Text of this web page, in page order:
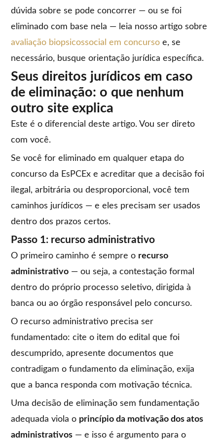
dúvida sobre se pode concorrer — ou se foi
eliminado com base nela — leia nosso artigo sobre
avaliação biopsicossocial em concurso e, se
necessário, busque orientação jurídica específica.
Seus direitos jurídicos em caso
de eliminação: o que nenhum
outro site explica
Este é o diferencial deste artigo. Vou ser direto
com você.
Se você for eliminado em qualquer etapa do
concurso da EsPCEx e acreditar que a decisão foi
ilegal, arbitrária ou desproporcional, você tem
caminhos jurídicos — e eles precisam ser usados
dentro dos prazos certos.
Passo 1: recurso administrativo
O primeiro caminho é sempre o recurso
administrativo — ou seja, a contestação formal
dentro do próprio processo seletivo, dirigida à
banca ou ao órgão responsável pelo concurso.
O recurso administrativo precisa ser
fundamentado: cite o item do edital que foi
descumprido, apresente documentos que
contradigam o fundamento da eliminação, exija
que a banca responda com motivação técnica.
Uma decisão de eliminação sem fundamentação
adequada viola o princípio da motivação dos atos
administrativos — e isso é argumento para o